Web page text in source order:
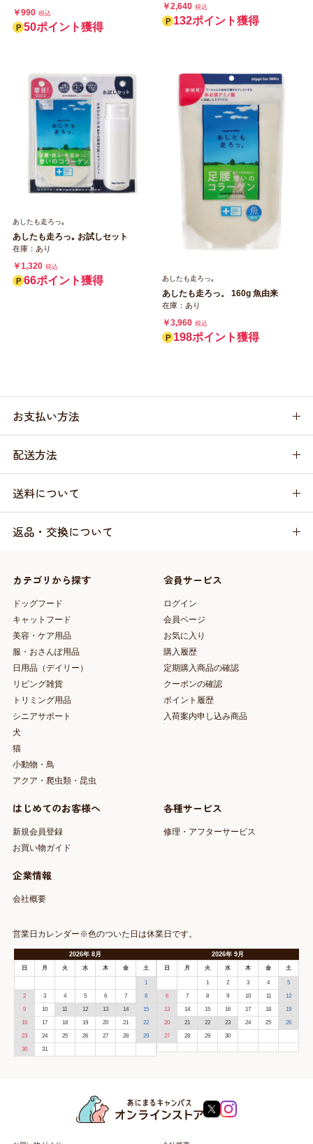
￥990 税込
50ポイント獲得
￥2,640 税込
132ポイント獲得
あしたも走ろっ｡
あしたも走ろっ｡ お試しセット
在庫：あり
￥1,320 税込
66ポイント獲得 あしたも走ろっ｡
あしたも走ろっ。 160g 魚由来
在庫：あり
￥3,960 税込
198ポイント獲得
お支払い方法
配送方法
送料について
返品・交換について
カテゴリから探す
ドッグフード
キャットフード
美容・ケア用品
服・おさんぽ用品
日用品（デイリー）
リビング雑貨
トリミング用品
シニアサポート
犬
猫
小動物・鳥
アクア・爬虫類・昆虫
会員サービス
ログイン
会員ページ
お気に入り
購入履歴
定期購入商品の確認
クーポンの確認
ポイント履歴
入荷案内申し込み商品
はじめてのお客様へ
新規会員登録
お買い物ガイド
各種サービス
修理・アフターサービス
企業情報
会社概要
営業日カレンダー※色のついた日は休業日です。
2026年 8月
日 月 火 水 木 金 土
1
2 3 4 5 6 7 8
9 10 11 12 13 14 15
16 17 18 19 20 21 22
23 24 25 26 27 28 29
30 31
2026年9月
日 月 火 水 木 金 土
1 2 3 4 5
6 7 8 9 10 11 12
13 14 15 16 17 18 19
20 21 22 23 24 25 26
27 28 29 30